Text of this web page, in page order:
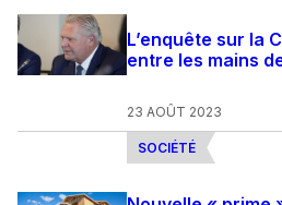
L’enquête sur la
entre les mains
23 AOÛT 2023
SOCIÉTÉ